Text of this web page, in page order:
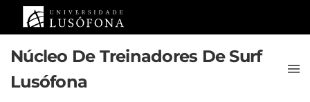
Saltar para o conteúdo principal
Núcleo De Treinadores De Surf
Lusófona